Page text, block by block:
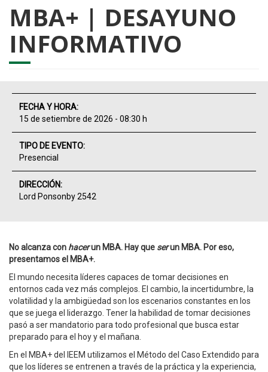
MBA+ | DESAYUNO
INFORMATIVO
FECHA Y HORA:
15 de setiembre de 2026 - 08:30 h
TIPO DE EVENTO:
Presencial
DIRECCIÓN:
Lord Ponsonby 2542
No alcanza con hacerun MBA. Hay que serun MBA. Por eso,
presentamos el MBA+.
El mundo necesita líderes capaces de tomar decisiones en
entornos cada vez más complejos. El cambio, la incertidumbre, la
volatilidad y la ambigüedad son los escenarios constantes en los
que se juega el liderazgo. Tener la habilidad de tomar decisiones
pasó a ser mandatorio para todo profesional que busca estar
preparado para el hoy y el mañana.
En el MBA+ del IEEM utilizamos el Método del Caso Extendido para
que los líderes se entrenen a través de la práctica y la experiencia,